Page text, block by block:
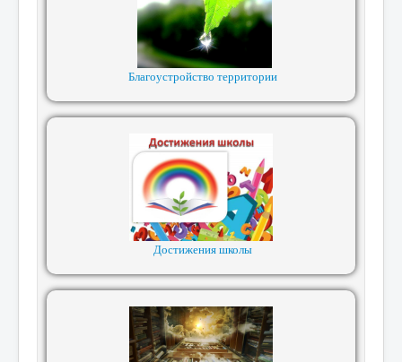
Благоустройство территории
Достижения школы